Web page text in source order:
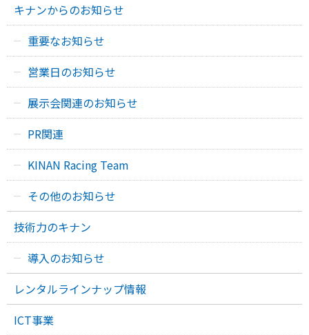
キナンからのお知らせ
重要なお知らせ
営業日のお知らせ
展示会関連のお知らせ
PR関連
KINAN Racing Team
その他のお知らせ
技術力のキナン
導入のお知らせ
レンタルラインナップ情報
ICT事業